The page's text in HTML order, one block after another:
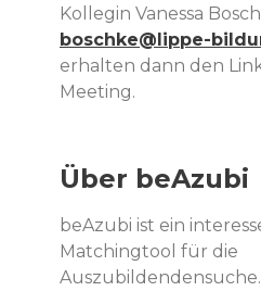
Kollegin Vanessa
boschke@lippe-
erhalten dann den
Meeting.
Über beAzubi
beAzubi ist ein
Matchingtool für die
Auszubildendensuche.